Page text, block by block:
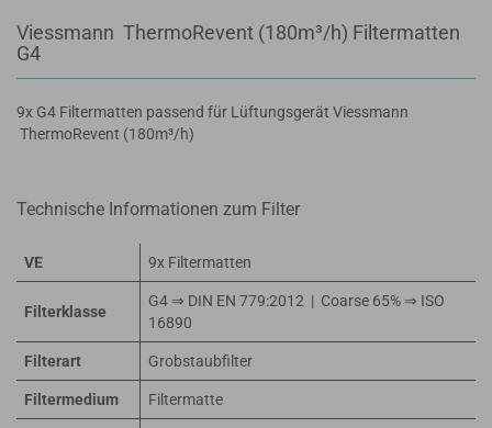
Viessmann ThermoRevent (180m³/h) Filtermatten
G4
9x G4 Filtermatten passend für Lüftungsgerät Viessmann
ThermoRevent (180m³/h)
Technische Informationen zum Filter
VE 9x Filtermatten
Filterklasse
G4 ⇒ DIN EN 779:2012 | Coarse 65% ⇒ ISO
16890
Filterart Grobstaubfilter
Filtermedium Filtermatte